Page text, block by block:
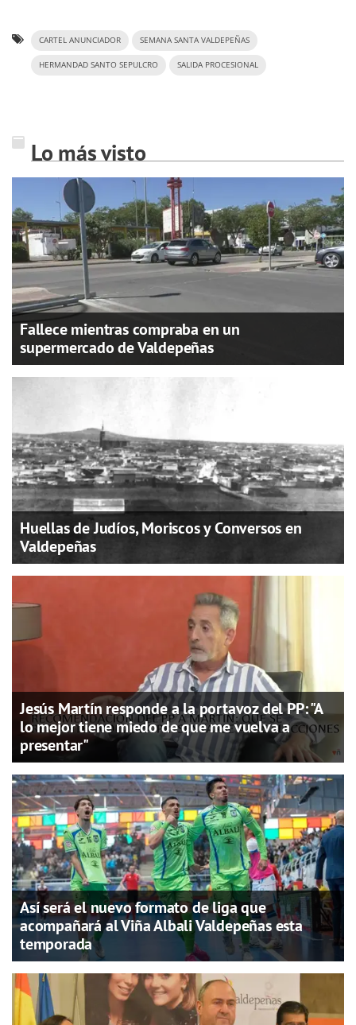
CARTEL ANUNCIADOR SEMANA SANTA VALDEPEÑAS
HERMANDAD SANTO SEPULCRO SALIDA PROCESIONAL
Lo más visto
Fallece mientras compraba en un
supermercado de Valdepeñas
Huellas de Judíos, Moriscos y Conversos en
Valdepeñas
Jesús Martín responde a la portavoz del PP: "A
lo mejor tiene miedo de que me vuelva a
presentar"
Así será el nuevo formato de liga que
acompañará al Viña Albali Valdepeñas esta
temporada